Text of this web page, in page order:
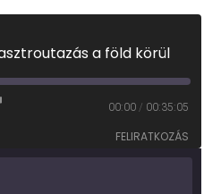
a föld körül
00:00 / 00:35:05
FELIRATKOZÁS